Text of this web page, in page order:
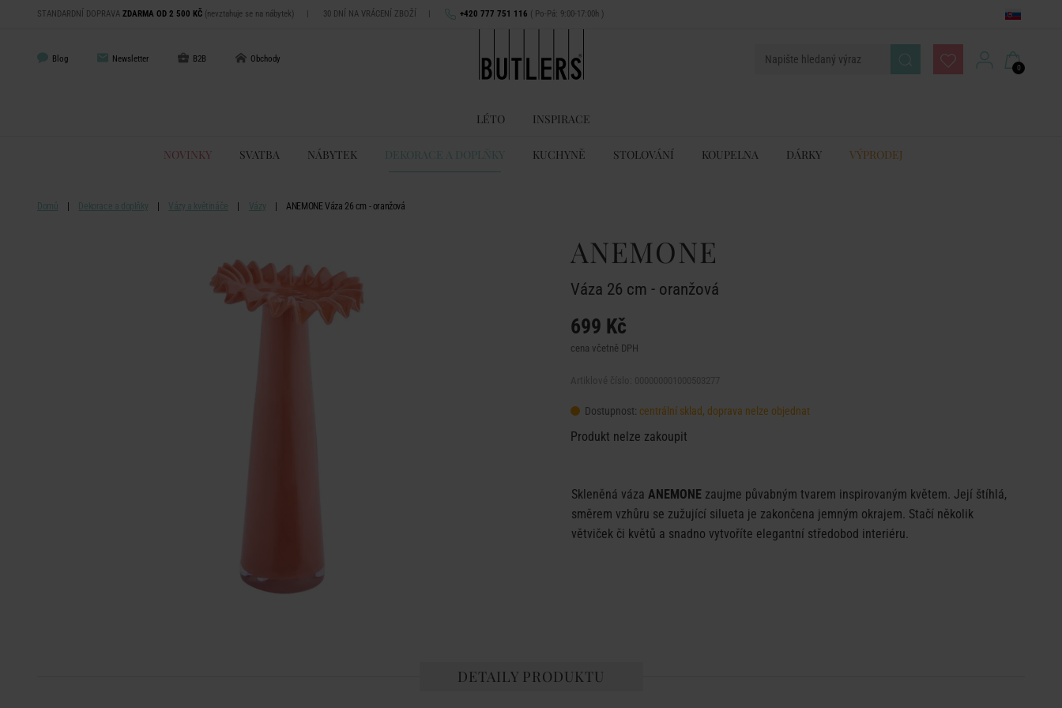
STANDARDNÍ DOPRAVA ZDARMA OD 2 500 KČ (nevztahuje se na nábytek) | 30 DNÍ NA VRÁCENÍ ZBOŽÍ | +420 777 751 116 ( Po-Pá: 9:00-17:00h )
Blog Newsletter B2B Obchody
0
LÉTO INSPIRACE
NOVINKY SVATBA NÁBYTEK DEKORACE A DOPLŇKY KUCHYNĚ STOLOVÁNÍ KOUPELNA DÁRKY VÝPRODEJ
Domů Dekorace a doplňky Vázy a květináče Vázy ANEMONE Váza 26 cm - oranžová
ANEMONE
Váza 26 cm - oranžová
699 Kč
cena včetně DPH
Dostupnost: centrální sklad, doprava nelze objednat
Produkt nelze zakoupit
Skleněná váza ANEMONE zaujme půvabným tvarem inspirovaným květem. Její štíhlá,
směrem vzhůru se zužující silueta je zakončena jemným okrajem. Stačí několik
větviček či květů a snadno vytvoříte elegantní středobod interiéru.
DETAILY PRODUKTU